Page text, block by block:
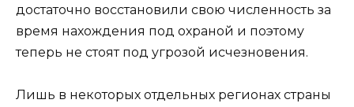
достаточно восстановили свою численность за
время нахождения под охраной и поэтому
теперь не стоят под угрозой исчезновения.
Лишь в некоторых отдельных регионах страны